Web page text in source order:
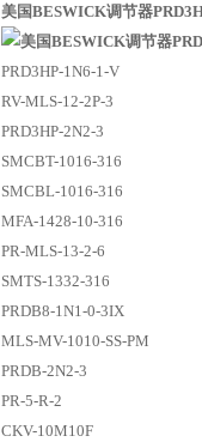
美国BESWICK调节器
PRD3HP-1N6-1-V
RV-MLS-12-2P-3
PRD3HP-2N2-3
SMCBT-1016-316
SMCBL-1016-316
MFA-1428-10-316
PR-MLS-13-2-6
SMTS-1332-316
PRDB8-1N1-0-3IX
MLS-MV-1010-SS-PM
PRDB-2N2-3
PR-5-R-2
CKV-10M10F